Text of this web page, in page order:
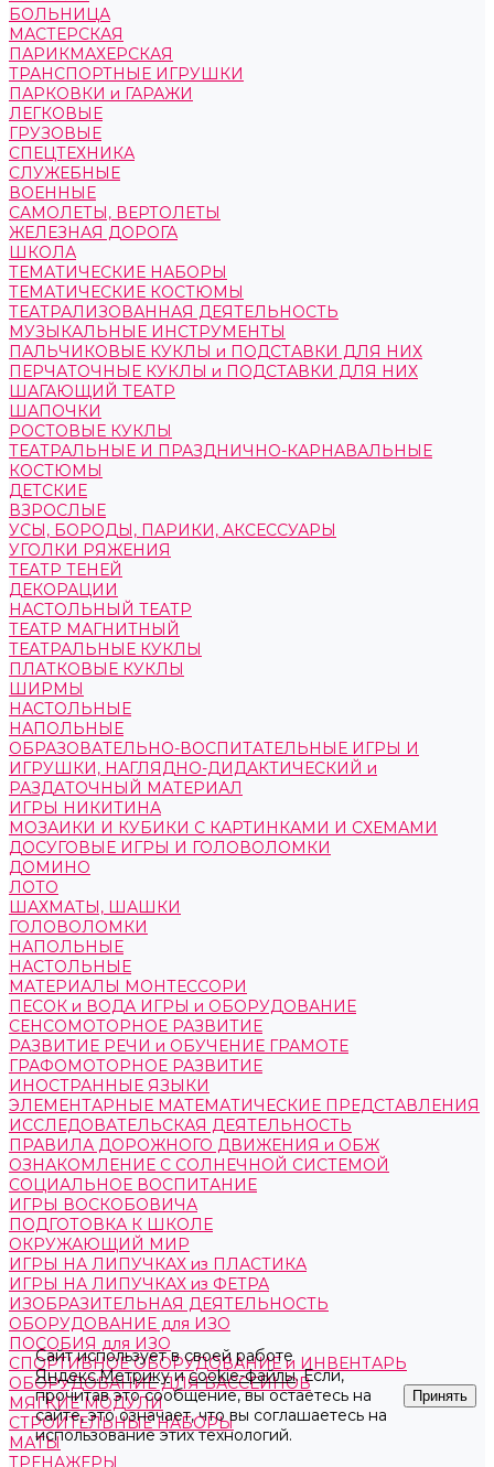
БОЛЬНИЦА
МАСТЕРСКАЯ
ПАРИКМАХЕРСКАЯ
ТРАНСПОРТНЫЕ ИГРУШКИ
ПАРКОВКИ и ГАРАЖИ
ЛЕГКОВЫЕ
ГРУЗОВЫЕ
СПЕЦТЕХНИКА
СЛУЖЕБНЫЕ
ВОЕННЫЕ
САМОЛЕТЫ, ВЕРТОЛЕТЫ
ЖЕЛЕЗНАЯ ДОРОГА
ШКОЛА
ТЕМАТИЧЕСКИЕ НАБОРЫ
ТЕМАТИЧЕСКИЕ КОСТЮМЫ
ТЕАТРАЛИЗОВАННАЯ ДЕЯТЕЛЬНОСТЬ
МУЗЫКАЛЬНЫЕ ИНСТРУМЕНТЫ
ПАЛЬЧИКОВЫЕ КУКЛЫ и ПОДСТАВКИ ДЛЯ НИХ
ПЕРЧАТОЧНЫЕ КУКЛЫ и ПОДСТАВКИ ДЛЯ НИХ
ШАГАЮЩИЙ ТЕАТР
ШАПОЧКИ
РОСТОВЫЕ КУКЛЫ
ТЕАТРАЛЬНЫЕ И ПРАЗДНИЧНО-КАРНАВАЛЬНЫЕ
КОСТЮМЫ
ДЕТСКИЕ
ВЗРОСЛЫЕ
УСЫ, БОРОДЫ, ПАРИКИ, АКСЕССУАРЫ
УГОЛКИ РЯЖЕНИЯ
ТЕАТР ТЕНЕЙ
ДЕКОРАЦИИ
НАСТОЛЬНЫЙ ТЕАТР
ТЕАТР МАГНИТНЫЙ
ТЕАТРАЛЬНЫЕ КУКЛЫ
ПЛАТКОВЫЕ КУКЛЫ
ШИРМЫ
НАСТОЛЬНЫЕ
НАПОЛЬНЫЕ
ОБРАЗОВАТЕЛЬНО-ВОСПИТАТЕЛЬНЫЕ ИГРЫ И
ИГРУШКИ, НАГЛЯДНО-ДИДАКТИЧЕСКИЙ и
РАЗДАТОЧНЫЙ МАТЕРИАЛ
ИГРЫ НИКИТИНА
МОЗАИКИ И КУБИКИ С КАРТИНКАМИ И СХЕМАМИ
ДОСУГОВЫЕ ИГРЫ И ГОЛОВОЛОМКИ
ДОМИНО
ЛОТО
ШАХМАТЫ, ШАШКИ
ГОЛОВОЛОМКИ
НАПОЛЬНЫЕ
НАСТОЛЬНЫЕ
МАТЕРИАЛЫ МОНТЕССОРИ
ПЕСОК и ВОДА ИГРЫ и ОБОРУДОВАНИЕ
СЕНСОМОТОРНОЕ РАЗВИТИЕ
РАЗВИТИЕ РЕЧИ и ОБУЧЕНИЕ ГРАМОТЕ
ГРАФОМОТОРНОЕ РАЗВИТИЕ
ИНОСТРАННЫЕ ЯЗЫКИ
ЭЛЕМЕНТАРНЫЕ МАТЕМАТИЧЕСКИЕ ПРЕДСТАВЛЕНИЯ
ИССЛЕДОВАТЕЛЬСКАЯ ДЕЯТЕЛЬНОСТЬ
ПРАВИЛА ДОРОЖНОГО ДВИЖЕНИЯ и ОБЖ
ОЗНАКОМЛЕНИЕ С СОЛНЕЧНОЙ СИСТЕМОЙ
СОЦИАЛЬНОЕ ВОСПИТАНИЕ
ИГРЫ ВОСКОБОВИЧА
ПОДГОТОВКА К ШКОЛЕ
ОКРУЖАЮЩИЙ МИР
ИГРЫ НА ЛИПУЧКАХ из ПЛАСТИКА
ИГРЫ НА ЛИПУЧКАХ из ФЕТРА
ИЗОБРАЗИТЕЛЬНАЯ ДЕЯТЕЛЬНОСТЬ
ОБОРУДОВАНИЕ для ИЗО
ПОСОБИЯ для ИЗО
СПОРТИВНОЕ ОБОРУДОВАНИЕ и ИНВЕНТАРЬ
ОБОРУДОВАНИЕ ДЛЯ БАССЕЙНОВ
МЯГКИЕ МОДУЛИ
СТРОИТЕЛЬНЫЕ НАБОРЫ
МАТЫ
ТРЕНАЖЕРЫ
Сайт использует в своей работе
Яндекс.Метрикуиcookie-файлы. Если,
прочитав это сообщение, вы остаетесь на
сайте, это означает, что вы соглашаетесь на
использование этих технологий.
Принять